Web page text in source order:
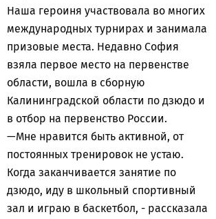
Наша героиня участвовала во многих
международных турнирах и занимала
призовые места. Недавно София
взяла первое место на первенстве
области, вошла в сборную
Калининградской области по дзюдо и
в отбор на первенство России.
—Мне нравится быть активной, от
постоянных тренировок не устаю.
Когда заканчивается занятие по
дзюдо, иду в школьный спортивный
зал и играю в баскетбол, - рассказала